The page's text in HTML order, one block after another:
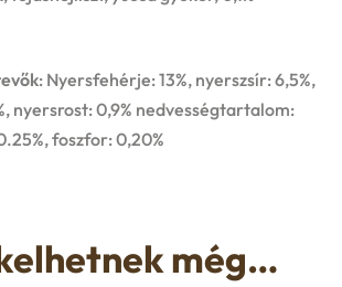
: Nyersfehérje: 13%, nyerszsír: 6,5%,
nyersrost: 0,9% nedvességtartalom:
foszfor: 0,20%
még…